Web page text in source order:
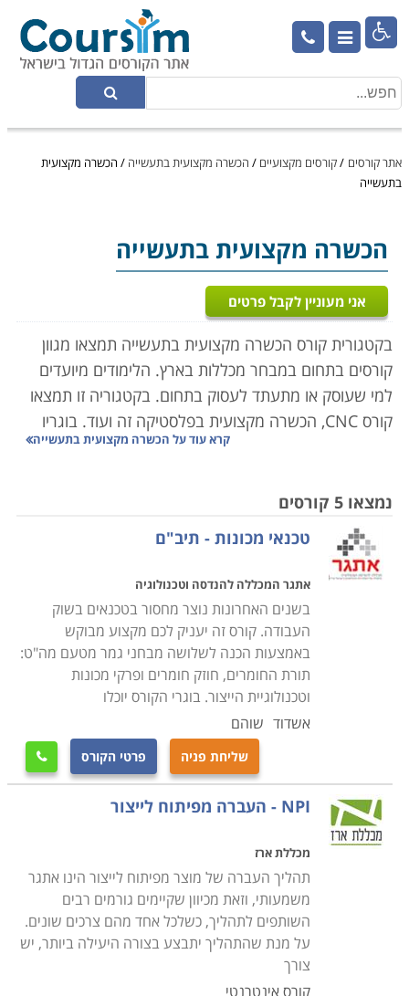

אתר קורסים /קורסים מקצועיים / הכשרה מקצועית בתעשייה / הכשרה מקצועית
בתעשייה
הכשרה מקצועית בתעשייה
אני מעוניין לקבל פרטים
בקטגורית קורס הכשרה מקצועית בתעשייה תמצאו מגוון
קורסים בתחום במבחר מכללות בארץ. הלימודים מיועדים
למי שעוסק או מתעתד לעסוק בתחום. בקטגוריה זו תמצאו
קורס CNC, הכשרה מקצועית בפלסטיקה זה ועוד. בוגריו
משתלבים כעובדים מקצועיים ומנהלים בתעשייה.
המתאים, מלאו את הפרטים ונציג הקורס יצור אתכם קשר
בהקדם.
קרא עוד על הכשרה מקצועית בתעשייה
נמצאו 5 קורסים
טכנאי מכונות - תיב"ם
אתגר המכללה להנדסה וטכנולוגיה
בשנים האחרונות נוצר מחסור בטכנאים בשוק
העבודה. קורס זה יעניק לכם מקצוע מבוקש
באמצעות הכנה לשלושה מבחני גמר מטעם מה"ט:
תורת החומרים, חוזק חומרים ופרקי מכונות
וטכנולוגיית הייצור. בוגרי הקורס יוכלו
אשדוד שוהם
שליחת פניה פרטי הקורס 
NPI - העברה מפיתוח לייצור
מכללת ארז
תהליך העברה של מוצר מפיתוח לייצור הינו אתגר
משמעותי, וזאת מכיוון שקיימים גורמים רבים
השותפים לתהליך, כשלכל אחד מהם צרכים שונים.
על מנת שהתהליך יתבצע בצורה היעילה ביותר, יש
צורך
קורס אינטרנטי